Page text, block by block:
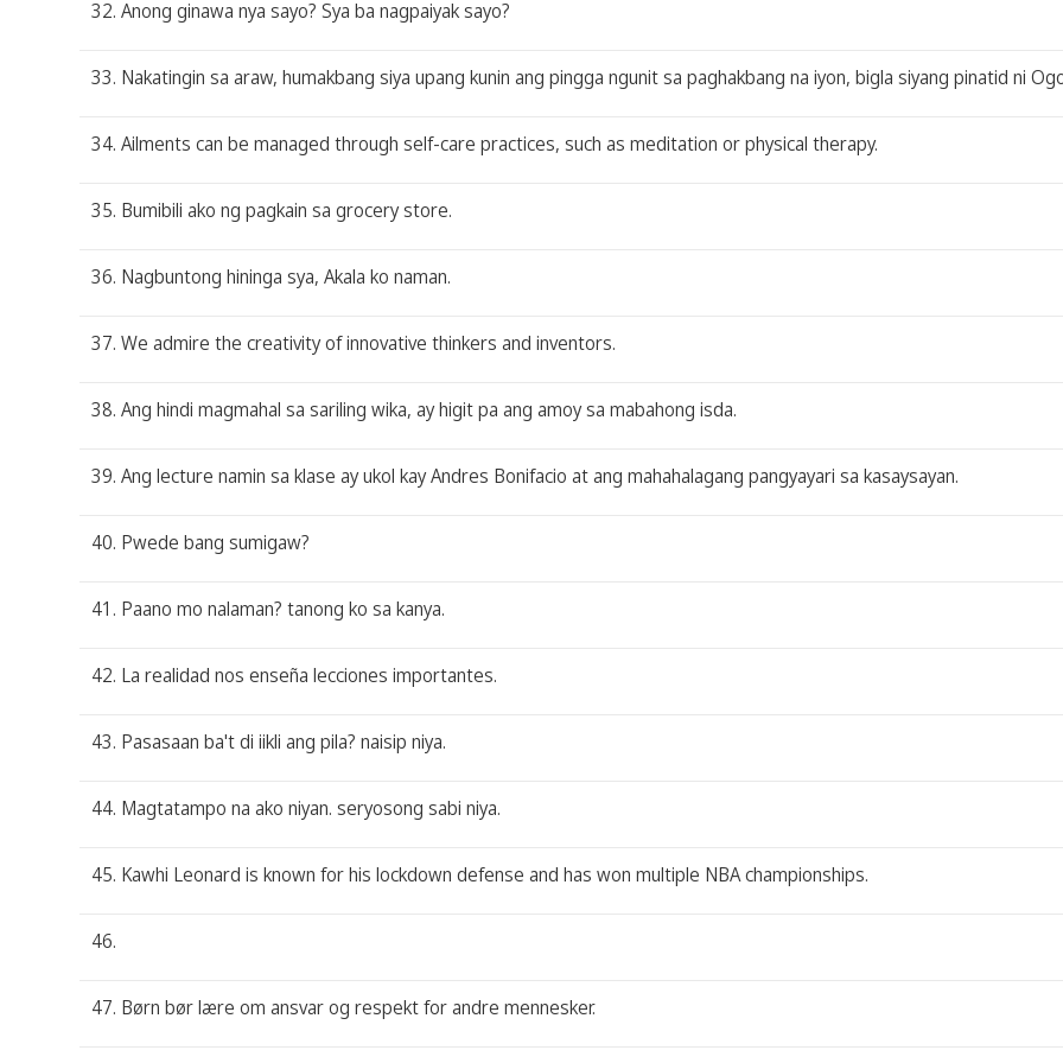
32. Anong ginawa nya sayo? Sya ba nagpaiyak sayo?
33. Nakatingin sa araw, humakbang siya upang kunin ang pingga ngunit sa paghakbang na iyon, bigla siyang pinatid ni
34. Ailments can be managed through self-care practices, such as meditation or physical therapy.
35. Bumibili ako ng pagkain sa grocery store.
36. Nagbuntong hininga sya, Akala ko naman.
37. We admire the creativity of innovative thinkers and inventors.
38. Ang hindi magmahal sa sariling wika, ay higit pa ang amoy sa mabahong isda.
39. Ang lecture namin sa klase ay ukol kay Andres Bonifacio at ang mahahalagang pangyayari sa kasaysayan.
40. Pwede bang sumigaw?
41. Paano mo nalaman? tanong ko sa kanya.
42. La realidad nos enseña lecciones importantes.
43. Pasasaan ba't di iikli ang pila? naisip niya.
44. Magtatampo na ako niyan. seryosong sabi niya.
45. Kawhi Leonard is known for his lockdown defense and has won multiple NBA championships.
46.
47. Børn bør lære om ansvar og respekt for andre mennesker.